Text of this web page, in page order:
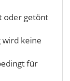
oder getönt
wird keine
für